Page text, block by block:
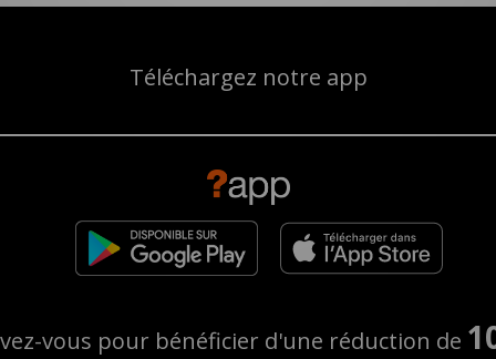
Téléchargez notre app
vous pour bénéficier d'une réduction de